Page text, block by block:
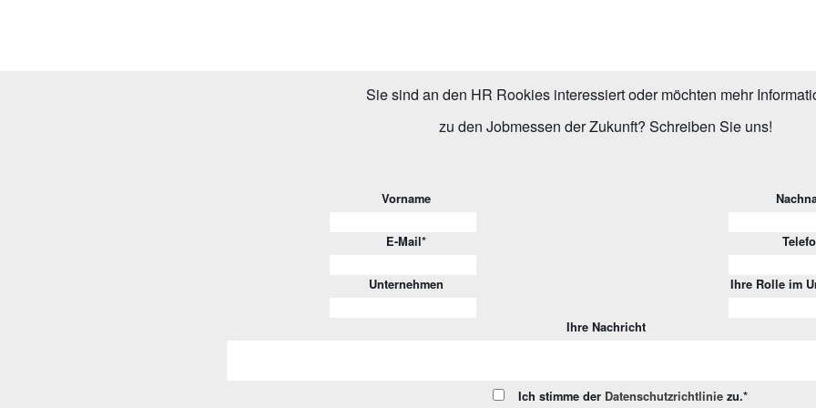
Sie sind an den HR Rookies interessiert oder möchten mehr
zu den Jobmessen der Zukunft? Schreiben Sie uns!
Vorname
E-Mail*
Unternehmen Ihre Rolle im
Ihre Nachricht
Ich stimme der Datenschutzrichtlinie zu.*